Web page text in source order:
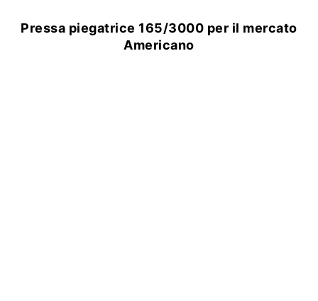
Pressa piegatrice 165/3000 per il mercato
Americano